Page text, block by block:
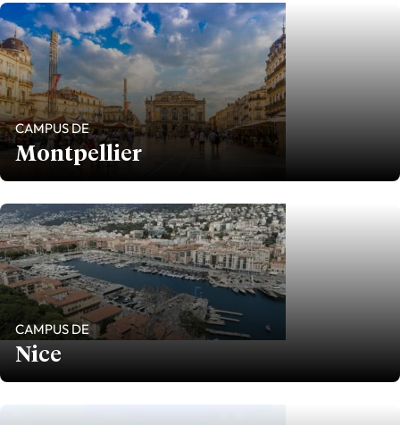
CAMPUS DE
Montpellier
CAMPUS DE
Nice